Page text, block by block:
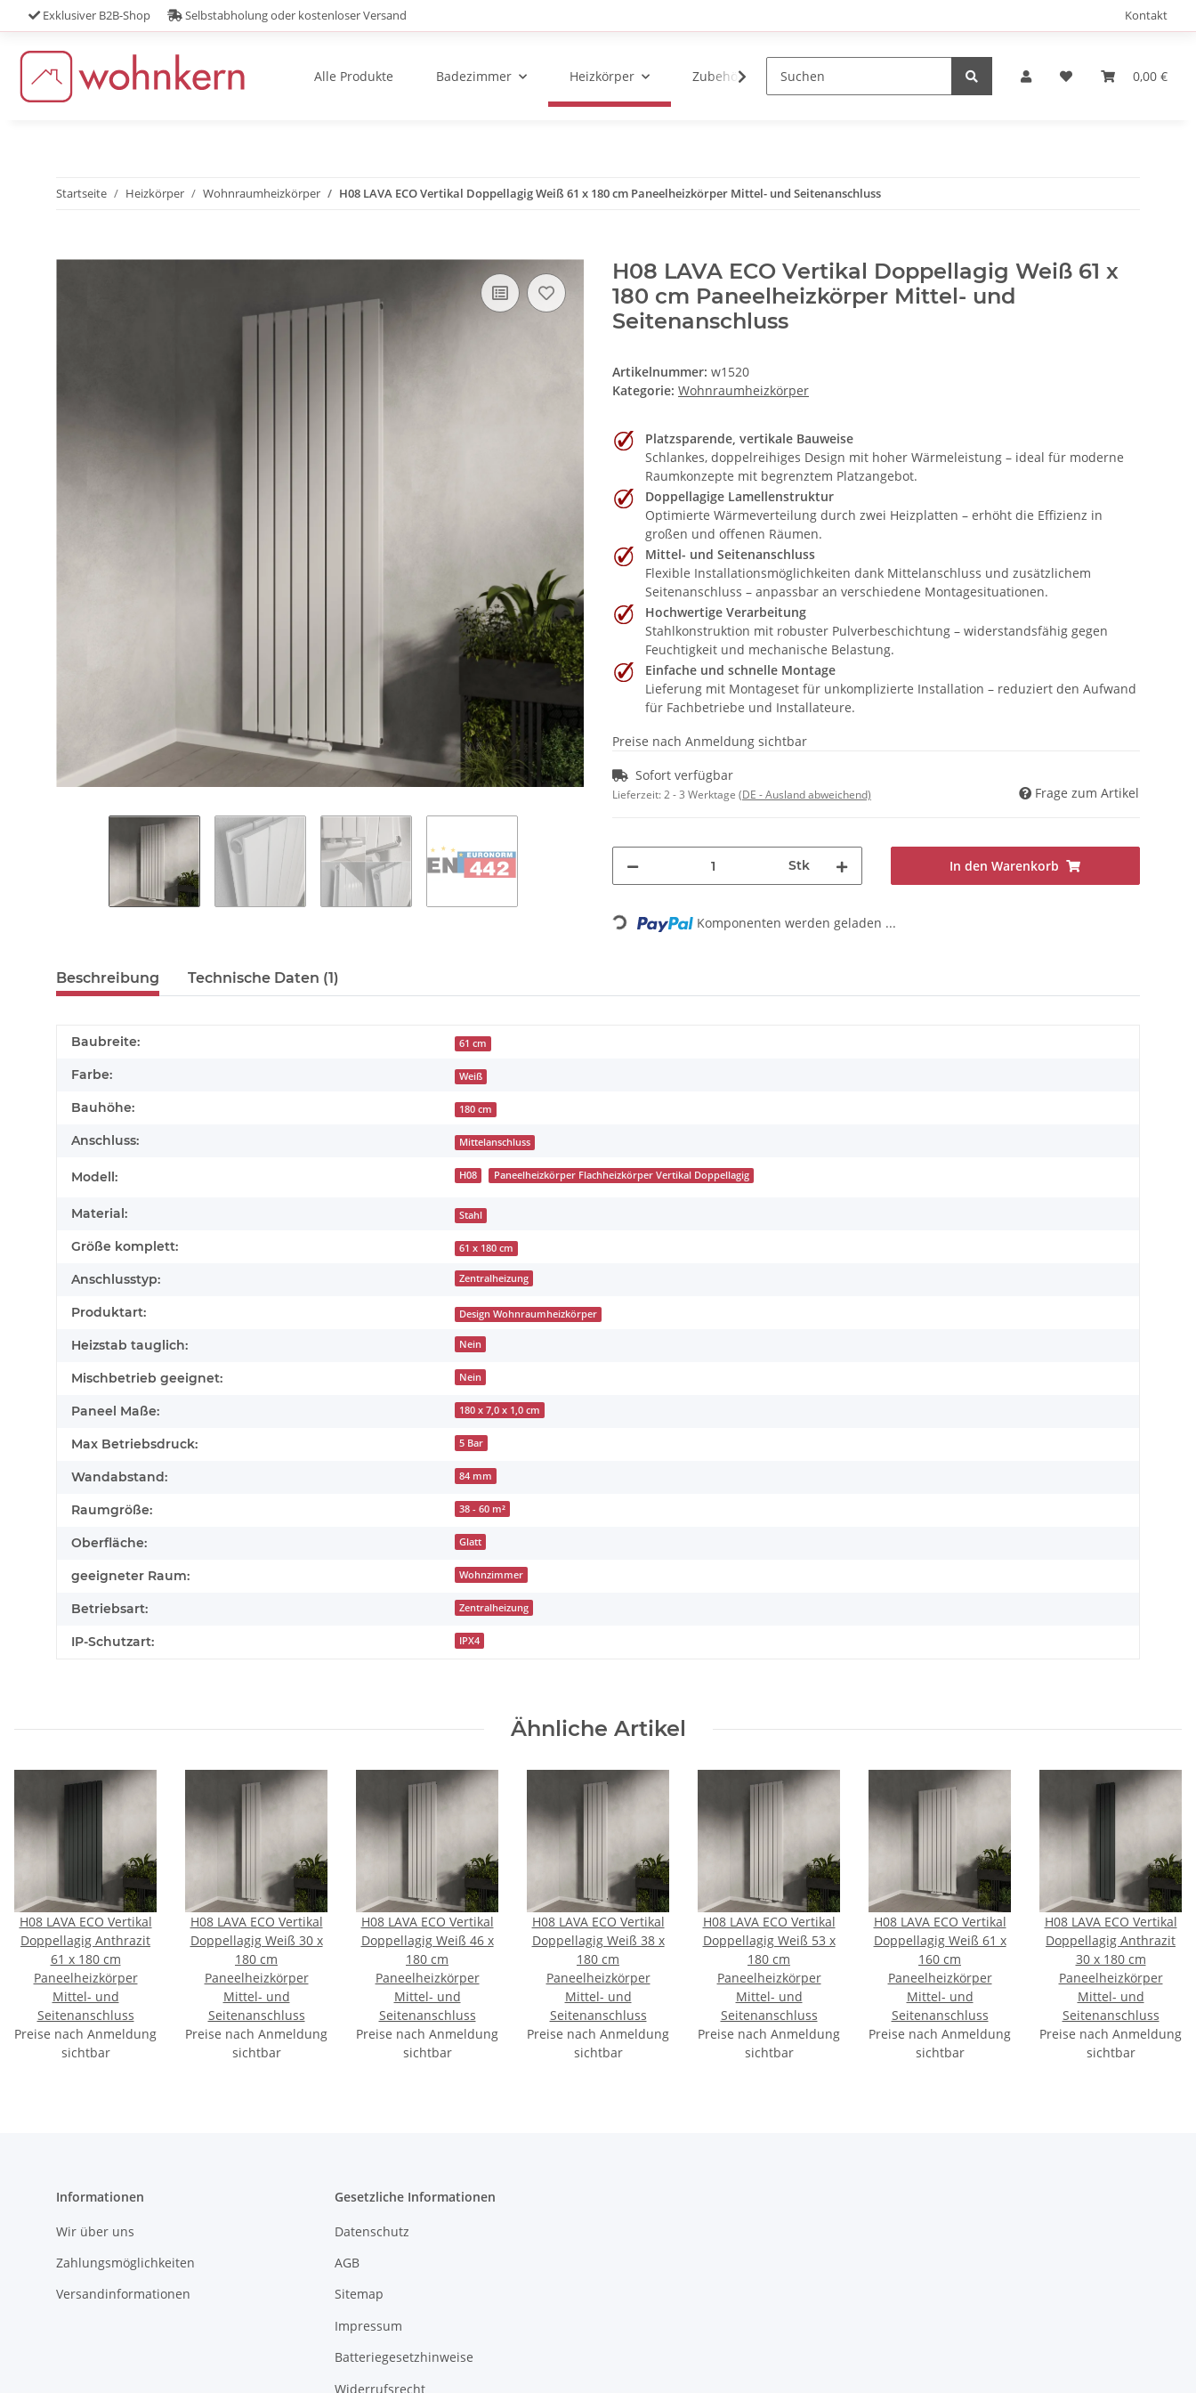
Kontakt
Exklusiver B2B-Shop Selbstabholung oder kostenloser Versand
0,00 €
Alle Produkte Badezimmer Heizkörper Zubehör
Startseite Heizkörper Wohnraumheizkörper H08 LAVA ECO Vertikal Doppellagig Weiß 61 x 180 cm Paneelheizkörper Mittel- und Seitenanschluss
H08 LAVA ECO Vertikal Doppellagig Weiß 61 x
180 cm Paneelheizkörper Mittel- und
Seitenanschluss
Artikelnummer: w1520
Kategorie: Wohnraumheizkörper
Platzsparende, vertikale Bauweise
Schlankes, doppelreihiges Design mit hoher Wärmeleistung – ideal für moderne
Raumkonzepte mit begrenztem Platzangebot.
Doppellagige Lamellenstruktur
Optimierte Wärmeverteilung durch zwei Heizplatten – erhöht die Effizienz in
großen und offenen Räumen.
Mittel- und Seitenanschluss
Flexible Installationsmöglichkeiten dank Mittelanschluss und zusätzlichem
Seitenanschluss – anpassbar an verschiedene Montagesituationen.
Hochwertige Verarbeitung
Stahlkonstruktion mit robuster Pulverbeschichtung – widerstandsfähig gegen
Feuchtigkeit und mechanische Belastung.
Einfache und schnelle Montage
Lieferung mit Montageset für unkomplizierte Installation – reduziert den Aufwand
für Fachbetriebe und Installateure.
Preise nach Anmeldung sichtbar
Sofort verfügbar
Lieferzeit:2 - 3 Werktage (DE - Ausland abweichend) Frage zum Artikel
Stk In den Warenkorb
Loading... Komponenten werden geladen ...
Beschreibung Technische Daten (1)
Baubreite: 61 cm
Farbe: Weiß
Bauhöhe: 180 cm
Anschluss: Mittelanschluss
Modell: H08 Paneelheizkörper Flachheizkörper Vertikal Doppellagig
Material: Stahl
Größe komplett: 61 x 180 cm
Anschlusstyp: Zentralheizung
Produktart: Design Wohnraumheizkörper
Heizstab tauglich: Nein
Mischbetrieb geeignet: Nein
Paneel Maße: 180 x 7,0 x 1,0 cm
Max Betriebsdruck: 5 Bar
Wandabstand: 84 mm
Raumgröße: 38 - 60 m²
Oberfläche: Glatt
geeigneter Raum: Wohnzimmer
Betriebsart: Zentralheizung
IP-Schutzart: IPX4
Ähnliche Artikel
H08 LAVA ECO Vertikal
Doppellagig Anthrazit
61 x 180 cm
Paneelheizkörper
Mittel- und
Seitenanschluss
Preise nach Anmeldung
sichtbar
H08 LAVA ECO Vertikal
Doppellagig Weiß 30 x
180 cm
Paneelheizkörper
Mittel- und
Seitenanschluss
Preise nach Anmeldung
sichtbar
H08 LAVA ECO Vertikal
Doppellagig Weiß 46 x
180 cm
Paneelheizkörper
Mittel- und
Seitenanschluss
Preise nach Anmeldung
sichtbar
H08 LAVA ECO Vertikal
Doppellagig Weiß 38 x
180 cm
Paneelheizkörper
Mittel- und
Seitenanschluss
Preise nach Anmeldung
sichtbar
H08 LAVA ECO Vertikal
Doppellagig Weiß 53 x
180 cm
Paneelheizkörper
Mittel- und
Seitenanschluss
Preise nach Anmeldung
sichtbar
H08 LAVA ECO Vertikal
Doppellagig Weiß 61 x
160 cm
Paneelheizkörper
Mittel- und
Seitenanschluss
Preise nach Anmeldung
sichtbar
H08 LAVA ECO Vertikal
Doppellagig Anthrazit
30 x 180 cm
Paneelheizkörper
Mittel- und
Seitenanschluss
Preise nach Anmeldung
sichtbar
Informationen
Wir über uns
Zahlungsmöglichkeiten
Versandinformationen
Gesetzliche Informationen
Datenschutz
AGB
Sitemap
Impressum
Batteriegesetzhinweise
Widerrufsrecht